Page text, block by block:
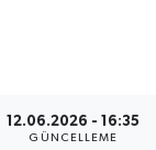
12.06.2026 - 16:35
GÜNCELLEME